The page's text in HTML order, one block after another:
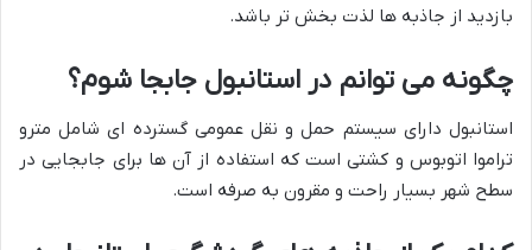
بازدید از جاذبه ها لذت بخش تر باشد.
چگونه می توانم در استانبول جابجا شوم؟
استانبول دارای سیستم حمل و نقل عمومی گسترده ای شامل مترو
تراموا اتوبوس و کشتی است که استفاده از آن ها برای جابجایی در
سطح شهر بسیار راحت و مقرون به صرفه است.